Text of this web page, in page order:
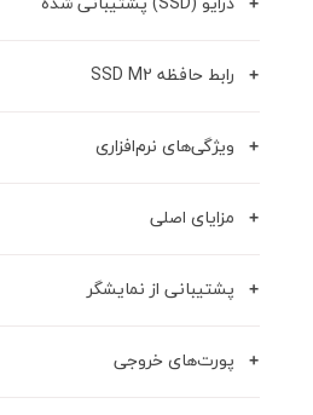
رابط حافظه SSD M2
ویژگی‌های نرم‌افزاری
مزایای اصلی
پشتیبانی از نمایشگر
پورت‌های خروجی